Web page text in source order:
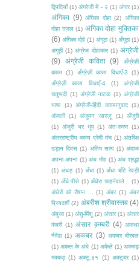
द्विपदियाँ (1) अंगरेजी में - २ (1) अंगार (1)
अंगिका (9) अंगिका दोहा (2) अंगिका
दोहा ग़ज़ल (1) अंगिका दोहा मुक्तिका
(6) अंगिका दोहे (1) अंगूठा (1) अँगूठा (1)
अंगूठी (1) अंग्रेज दोहाकार (1) अंग्रेजी
(9)
अंग्रेजी कविता (9)
अँग्रेज़ी
काव्य (1) अँग्रेज़ी काव्य विधाएँ-3
(1)
अँग्रेज़ी काव्य विधाएँ-4
(1)
अंग्रेजी
चतुष्पदी (1) अंग्रेजी नाटक (1) अंग्रेजी
भाषा
(1) अंग्रेजी-हिंदी काव्यानुवाद (1)
अंजली (1) अंजुमन 'आरज़ू' (1) अँजुरी
(1) अंजुरी भर धूप (1) अंतःकरण (1)
अंतरराष्ट्रीय काव्य प्रेमी मंच (1) अंतरिक्ष
उड़ान दिवस (1) अंतिम सत्य (1) अंदाज
अपना-अपना (1) अंध मोह (1) अंध श्रद्धा
(1) अंधड़ (1) अँधा (1) अँधा बाँटे रेवड़ी
(1) अँधे पीसे (1) अँधेरा चाहनेवाले...
(1)
अंधेरों को रौशन ...
(1) अंबर (1) अंबर
प्रियदर्शी (2) अंबरीश श्रीवास्तव (4)
अंबुजा (1) अंशु-मिंशू (2) अंसार (1) अंसार
कंबरी (1) अंसार क़म्बरी (4) अकथा
नैवेद्य (1) अकबर (3) अकबर बीरबल
(1) अकल के अंधे (1) अकेले (1) अक्कड़
मक्कड़ (1) अक्टू.३१ (1) अक्टूबर (1)